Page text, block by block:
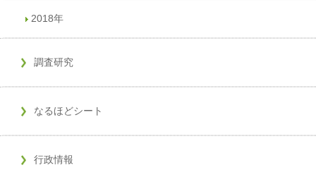
2018年
調査研究
なるほどシート
行政情報